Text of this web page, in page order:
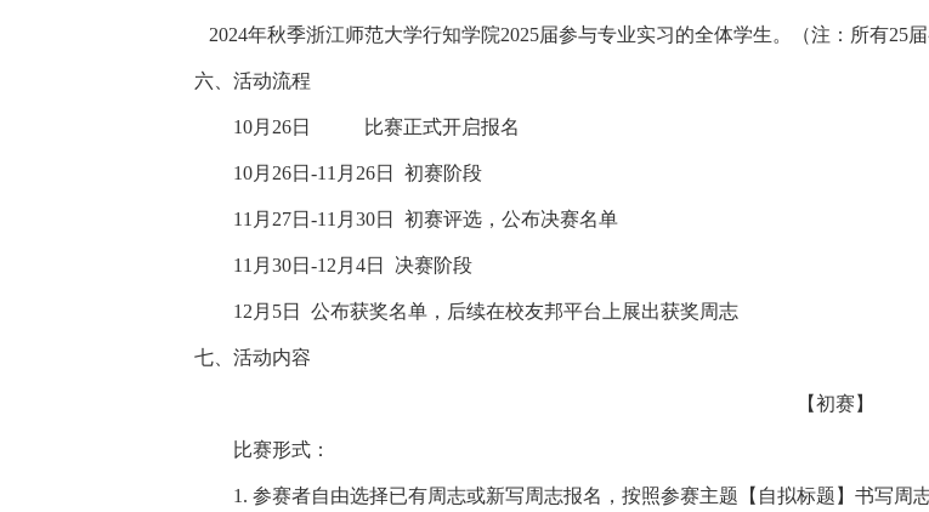
2024年秋季浙江师范大学行知学院2025届参与专业实习的全体学生。 （注：所有25
六、活动流程
10月 26日 比赛正式开启报名
10月 26日 -11 月 26日 初赛阶段
11 月 27日 -11 月 30日 初赛评选，公布决赛名单
11 月 30日-12 月 4日 决赛阶段
12 月 5日 公布获奖名单，后续在校友邦平台上展出获奖周志
七、活动内容
【初赛】
比赛形式：
1. 参赛者自由选择已有周志或新写周志报名，按照参赛主题【自拟标题】书写周